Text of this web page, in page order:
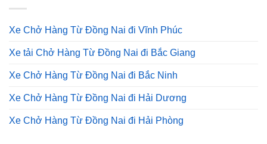
Xe Chở Hàng Từ Đồng Nai đi Vĩnh Phúc
Xe tải Chở Hàng Từ Đồng Nai đi Bắc Giang
Xe Chở Hàng Từ Đồng Nai đi Bắc Ninh
Xe Chở Hàng Từ Đồng Nai đi Hải Dương
Xe Chở Hàng Từ Đồng Nai đi Hải Phòng